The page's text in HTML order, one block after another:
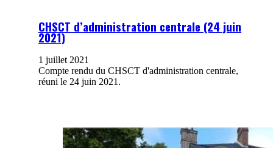
CHSCT d’administration centrale (24 juin
2021)
1 juillet 2021
Compte rendu du CHSCT d'administration centrale,
réuni le 24 juin 2021.